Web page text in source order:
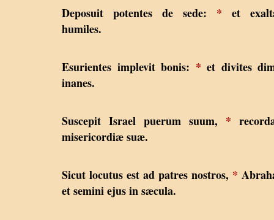
Deposuit potentes de sede: * et
humiles.
Esurientes implevit bonis: * et divites
inanes.
Suscepit Israel puerum suum, *
misericordiæ suæ.
Sicut locutus est ad patres nostros, *
et semini ejus in sæcula.